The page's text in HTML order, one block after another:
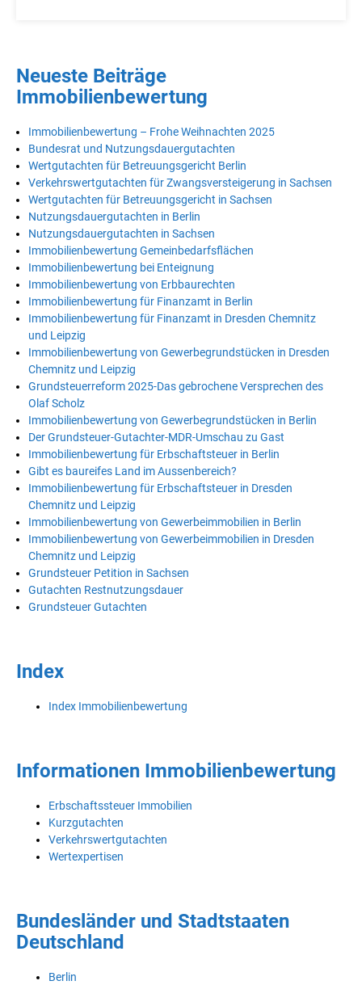
Neueste Beiträge
Immobilienbewertung
Immobilienbewertung – Frohe Weihnachten 2025
Bundesrat und Nutzungsdauergutachten
Wertgutachten für Betreuungsgericht Berlin
Verkehrswertgutachten für Zwangsversteigerung in Sachsen
Wertgutachten für Betreuungsgericht in Sachsen
Nutzungsdauergutachten in Berlin
Nutzungsdauergutachten in Sachsen
Immobilienbewertung Gemeinbedarfsflächen
Immobilienbewertung bei Enteignung
Immobilienbewertung von Erbbaurechten
Immobilienbewertung für Finanzamt in Berlin
Immobilienbewertung für Finanzamt in Dresden Chemnitz
und Leipzig
Immobilienbewertung von Gewerbegrundstücken in Dresden
Chemnitz und Leipzig
Grundsteuerreform 2025-Das gebrochene Versprechen des
Olaf Scholz
Immobilienbewertung von Gewerbegrundstücken in Berlin
Der Grundsteuer-Gutachter-MDR-Umschau zu Gast
Immobilienbewertung für Erbschaftsteuer in Berlin
Gibt es baureifes Land im Aussenbereich?
Immobilienbewertung für Erbschaftsteuer in Dresden
Chemnitz und Leipzig
Immobilienbewertung von Gewerbeimmobilien in Berlin
Immobilienbewertung von Gewerbeimmobilien in Dresden
Chemnitz und Leipzig
Grundsteuer Petition in Sachsen
Gutachten Restnutzungsdauer
Grundsteuer Gutachten
Index
Index Immobilienbewertung
Informationen Immobilienbewertung
Erbschaftssteuer Immobilien
Kurzgutachten
Verkehrswertgutachten
Wertexpertisen
Bundesländer und Stadtstaaten
Deutschland
Berlin